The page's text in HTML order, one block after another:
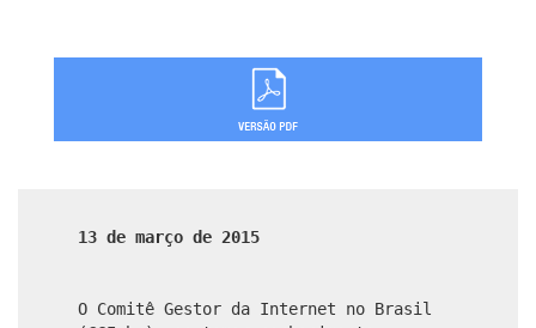
13 de março de 2015
O Comitê Gestor da Internet no Brasil